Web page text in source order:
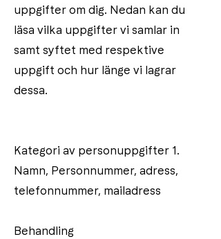
uppgifter om dig. Nedan kan du
läsa vilka uppgifter vi samlar in
samt syftet med respektive
uppgift och hur länge vi lagrar
dessa.
Kategori av personuppgifter 1.
Namn, Personnummer, adress,
telefonnummer, mailadress
Behandling